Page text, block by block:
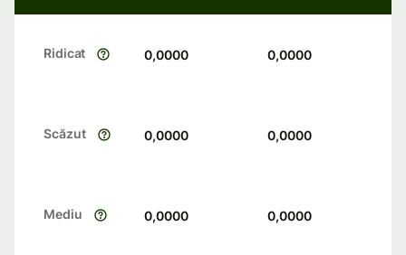
Ridicat 0,0000 0,0000
Scăzut 0,0000 0,0000
Mediu 0,0000 0,0000